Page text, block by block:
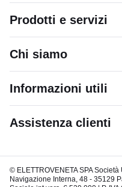
Prodotti e servizi
Chi siamo
Informazioni utili
Assistenza clienti
© ELETTROVENETA SPA
Navigazione Interna, 48 - 35129